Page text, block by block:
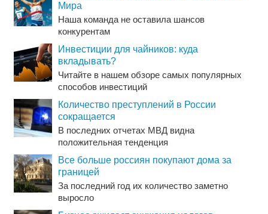
Мира
Наша команда не оставила шансов
конкурентам
Инвестиции для чайников: куда
вкладывать?
Читайте в нашем обзоре самых популярных
способов инвестиций
Количество преступлений в России
сокращается
В последних отчетах МВД видна
положительная тенденция
Все больше россиян покупают дома за
границей
За последний год их количество заметно
выросло